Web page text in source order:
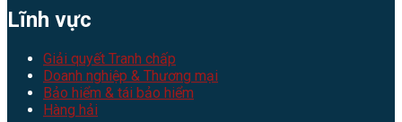
Lĩnh vực
Giải quyết Tranh chấp
Doanh nghiệp & Thương mại
Bảo hiểm & tái bảo hiểm
Hàng hải